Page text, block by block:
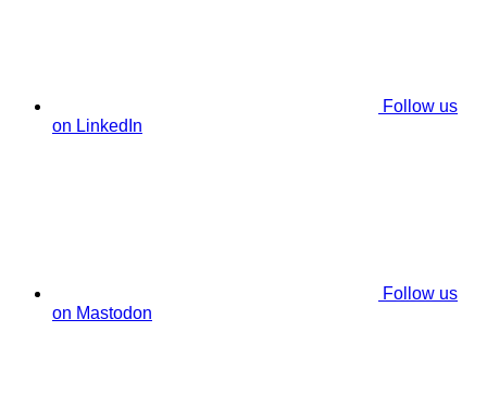
Follow us
on LinkedIn
Follow us
on Mastodon